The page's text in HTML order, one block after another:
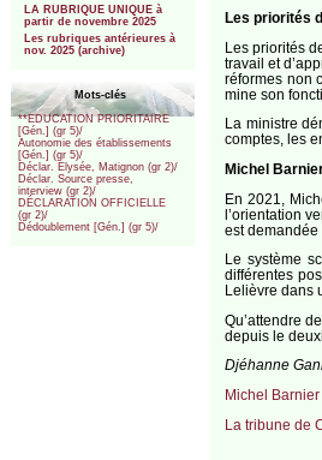
LA RUBRIQUE UNIQUE à
partir de novembre 2025
Les rubriques antérieures à
nov. 2025 (archive)
Mots-clés
**EDUCATION PRIORITAIRE
[Gén.] (gr 5)/
Autonomie des établissements
[Gén.] (gr 5)/
Déclar. Elysée, Matignon (gr 2)/
Déclar. Source presse,
interview (gr 2)/
DÉCLARATION OFFICIELLE
(gr 2)/
Dédoublement [Gén.] (gr 5)/
Les priorités
Les priorités
travail et
réformes non
mine son
La ministre
comptes, les
Michel
En 2021,
l’orientation
est demandée
Le système
différentes
Lelièvre
Qu’attendre
depuis le
Djéhanne
Michel
La tribune de